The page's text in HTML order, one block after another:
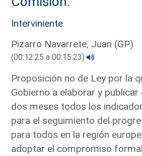
Interviniente
Pizarro Navarrete, Juan (GP)
(00:12:25 a 00:15:23)
Proposición no de Ley por la
Gobierno a elaborar y publicar
dos meses todos los
para el seguimiento del
para todos en la región
adoptar el compromiso